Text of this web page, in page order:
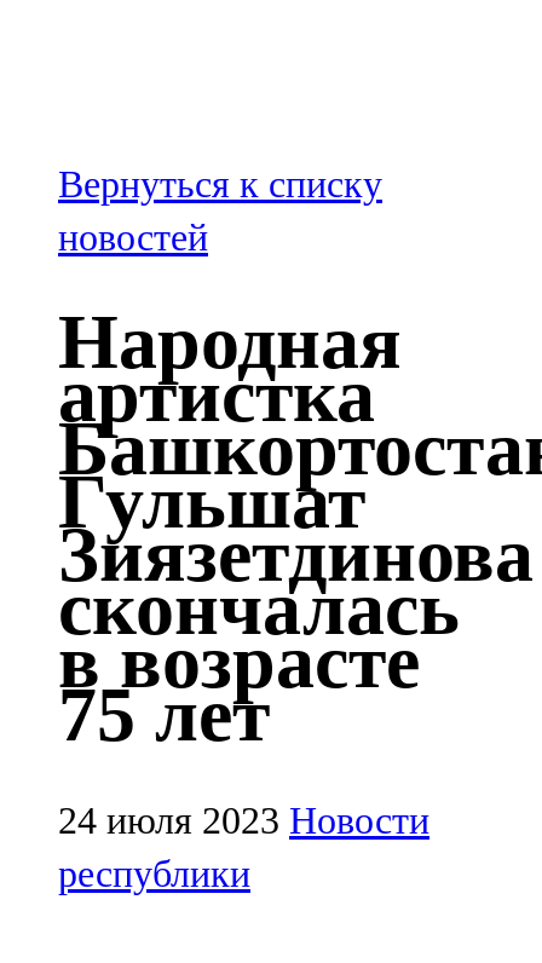
100,3 FM
Зәй
106,6 FM
Кадыбаш
105,2 FM
Казан
91,5 FM
Кайбыч
106,1 FM
Кама тамагы
71,51 FM
Кукмара
107,9 FM
Лениногорский
102,1 FM
Вернуться к списку
новостей
Народная
артистка
Гульшат
Зиязетдинова
скончалась
в возрасте
75 лет
24 июля 2023 Новости
республики